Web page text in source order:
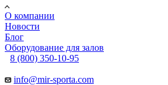
О компании
Новости
Блог
Оборудование для залов
8 (800) 350-10-95
info@mir-sporta.com